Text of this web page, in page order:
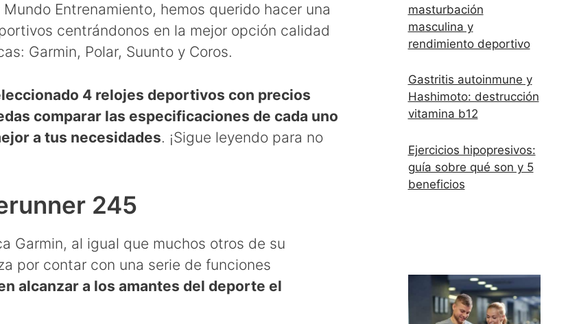
Entrenamiento, hemos querido hacer una
centrándonos en la mejor opción calidad
Garmin, Polar, Suunto y Coros.
4 relojes deportivos con precios
comparar las especificaciones de cada uno
a tus necesidades. ¡Sigue leyendo para no
245
Garmin, al igual que muchos otros de su
por contar con una serie de funciones
alcanzar a los amantes del deporte el
masturbación
masculina y
rendimiento deportivo
Gastritis autoinmune y
Hashimoto: destrucción
vitamina b12
Ejercicios hipopresivos:
guía sobre qué son y 5
beneficios